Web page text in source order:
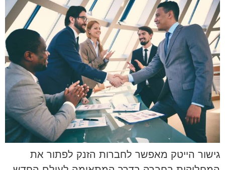
גישור הייטק מאפשר לחברות הזנק לפתור את